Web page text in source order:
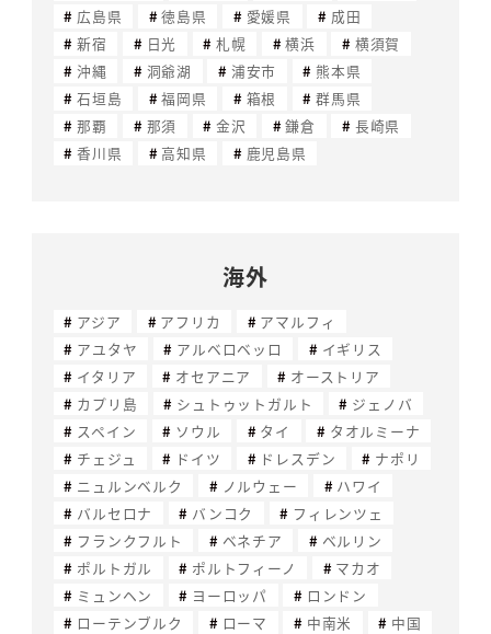
広島県
徳島県 愛媛県
成田
新宿
日光 札幌 横浜
横須賀
沖縄
洞爺湖 浦安市
熊本県
石垣島
福岡県 箱根
群馬県
那覇
那須 金沢 鎌倉
長崎県
香川県
高知県 鹿児島県
海外
アジア アフリカ
アマルフィ
アユタヤ
アルベロベッロ
イギリス
イタリア
オセアニア
オーストリア
カプリ島
シュトゥットガルト
ジェノバ
スペイン
ソウル タイ
タオルミーナ
チェジュ
ドイツ ドレスデン
ナポリ
ニュルンベルク
ノルウェー
ハワイ
バルセロナ
バンコク
フィレンツェ
フランクフルト
ベネチア
ベルリン
ポルトガル
ポルトフィーノ
マカオ
ミュンヘン
ヨーロッパ
ロンドン
ローテンブルク
ローマ 中南米
中国